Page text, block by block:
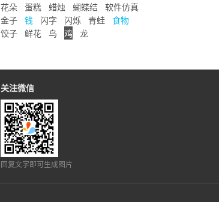
花朵
蛋糕 蜡烛 蝴蝶结
软件仿真
金子
钱 闪字 闪烁 青蛙
食物
饺子
鲜花 鸟 鸡 龙
关注微信
回复文字即可生成图片